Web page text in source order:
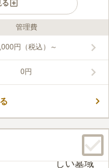
る
王子インター」から車で約
然公園墓地です。 最寄り
も可能。もちろん駐車場も
、小さなお子様連れの方か
件
物直売所があり、そこでお
も問題なく、軽食も取れ
まいます。
口コミの続きを読む
管理費
円（税込）～
0円